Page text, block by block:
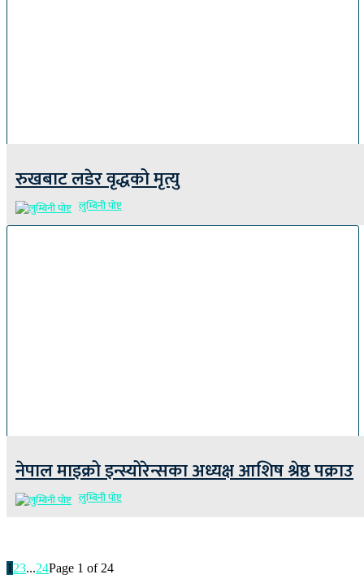
रुखबाट लडेर वृद्धको मृत्यु
लुम्बिनी पोष्ट
नेपाल माइक्रो इन्स्योरेन्सका अध्यक्ष आशिष श्रेष्ठ पक्राउ
लुम्बिनी पोष्ट
1 23...24Page 1 of 24